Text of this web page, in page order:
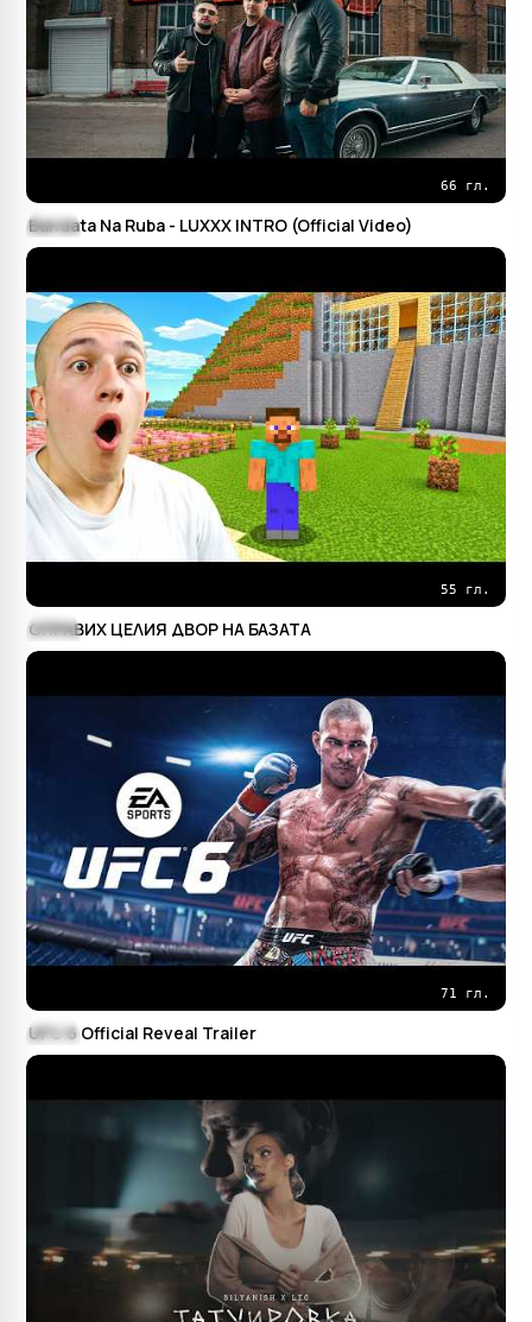
66 гл.
Bandata Na Ruba - LUXXX INTRO (Official Video)
55 гл.
ОПРАВИХ ЦЕЛИЯ ДВОР НА БАЗАТА
71 гл.
UFC 6 Official Reveal Trailer